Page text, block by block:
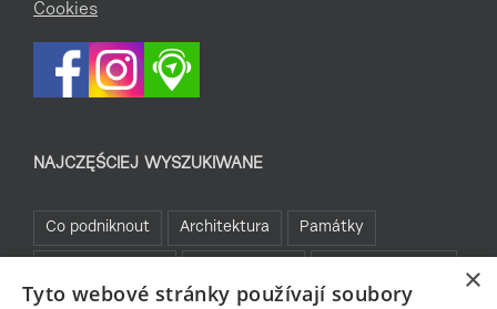
Cookies
NAJCZĘŚCIEJ WYSZUKIWANE
Co podniknout Architektura Památky
×
Tyto webové stránky používají soubory